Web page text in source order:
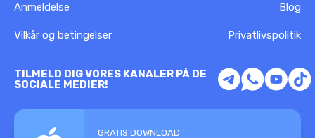
Anmeldelse Blog
Vilkår og betingelser Privatlivspolitik
TILMELD DIG VORES KANALER PÅ DE
SOCIALE MEDIER!
GRATIS DOWNLOAD